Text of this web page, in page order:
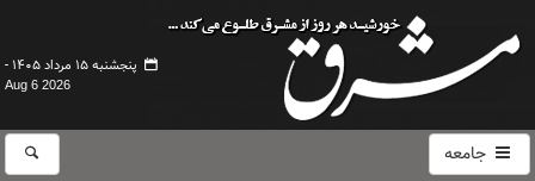
پنجشنبه ۱۵ مرداد ۱۴۰۵ -
Aug 6 2026
جامعه